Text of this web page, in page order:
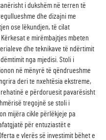
i dukshëm në terren të
dhe dizajni me
ose lëkundjen, të cilat
e mirëmbajtjes mbeten
dhe teknikave të ndërtimit
nga mjedisi. Stoli i
në mënyrë të qëndrueshme
deri te nxehtësia ekstreme,
e përdoruesit pavarësisht
tregojnë se stoli i
mijëra cikle përlëkjeje pa
për entuziastët e
e vlerës së investimit bëhet e